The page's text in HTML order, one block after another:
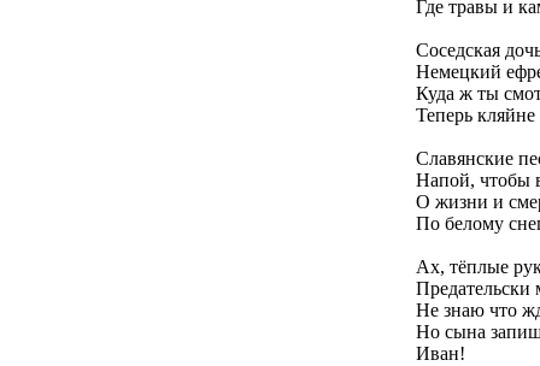
Где травы и
Соседская
Немецкий
Куда ж ты
Теперь
Славянские
Напой, чтобы
О жизни и
По белому
Ах, тёплые
Не знаю что
Но сына
Иван!